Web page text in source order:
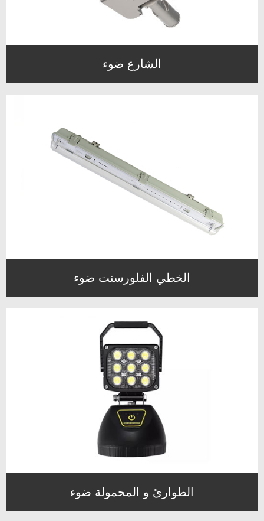
الشارع ضوء
الخطي الفلورسنت ضوء
الطوارئ و المحمولة ضوء